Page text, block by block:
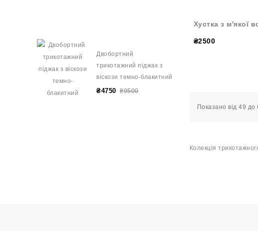
Двобортний
трикотажний піджак з
віскози темно-блакитний
₴4750 ₴9500
Хустка з м'якої
₴2500
Показано від 49 до
Колекція